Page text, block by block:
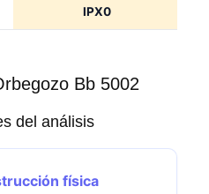
IPX0
Bb 5002
del análisis
física